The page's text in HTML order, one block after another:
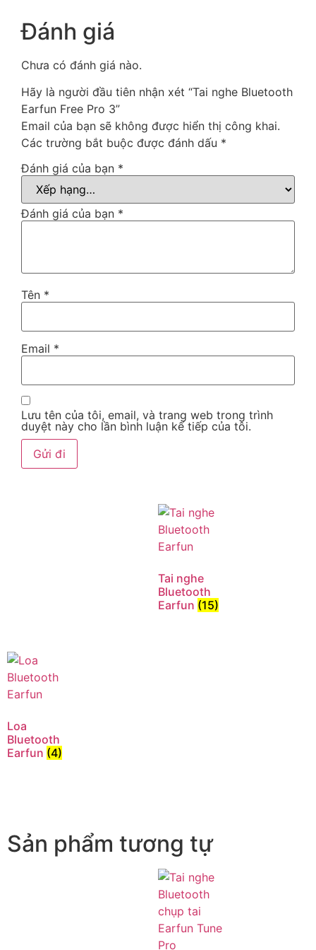
ồn chủ động tiên tiến
Thừa kế những ưu điểm của thế hệ trước đồng thời
tiếp tục nâng cấp để trở thành cặp tai nghe với
hiệu năng trên giá tiền cao trong tầm giá. Tai nghe
trang bị công nghệ chống ồn chủ động
QuietSmart™ 2.0 Hybrid với hiệu quả lên tới 43dB,
đem tới không gian yên tĩnh để bạn thưởng thức
âm nhạc một cách trọn vẹn nhất.
Cuộc gọi rõ ràng hơn, mượt
mà hơn
Cuộc gọi rõ ràng đều nhờ vào micrô tích hợp.
Earfun Free Pro 3 có ba micrô trên mỗi bên tai
nghe để thu âm giọng nói một cách chính xác,
tăng cường khả năng khử tiếng ồn để lọc tiếng ồn
xung quanh, để bạn không bỏ lỡ một lời nào từ
Tận hưởng âm thanh không
bao giờ kết thúc
Đánh giá
Chưa có đánh giá nào.
Hãy là người đầu tiên nhận xét “Tai nghe Bluetooth
Earfun Free Pro 3”
Email của bạn sẽ không được hiển thị công khai.
Các trường bắt buộc được đánh dấu *
Đánh giá của bạn *
Đánh giá của bạn *
Tên *
Email *
Lưu tên của tôi, email, và trang web trong trình
duyệt này cho lần bình luận kế tiếp của tôi.
Tai nghe
Bluetooth
Earfun (15)
Loa
Bluetooth
Earfun (4)
Sản phẩm tương tự